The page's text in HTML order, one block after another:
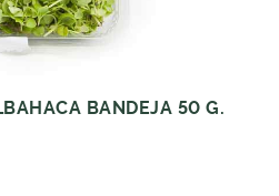
BANDEJA 50 G.